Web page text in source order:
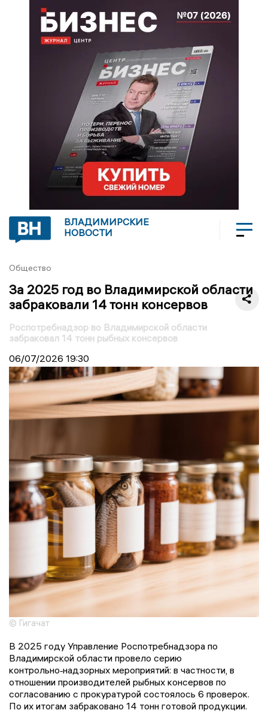
ВЛАДИМИРСКИЕ
НОВОСТИ
Общество
За 2025 год во Владимирской области
забраковали 14 тонн консервов
Роспотребнадзор во Владимирской области
забраковал 14 тонн рыбных консервов
06/07/2026 19:30
© Гигачат
В 2025 году Управление Роспотребнадзора по
Владимирской области провело серию
контрольно‑надзорных мероприятий: в частности, в
отношении производителей рыбных консервов по
согласованию с прокуратурой состоялось 6 проверок.
По их итогам забраковано 14 тонн готовой продукции.